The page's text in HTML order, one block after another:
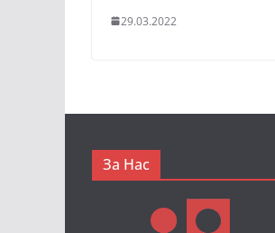
29.03.2022
За Нас